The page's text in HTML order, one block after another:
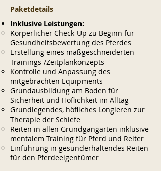
Paketdetails
Inklusive Leistungen:
Körperlicher Check-Up zu Beginn für
Gesundheitsbewertung des Pferdes
Erstellung eines maßgeschneiderten
Trainings-/Zeitplankonzepts
Kontrolle und Anpassung des
mitgebrachten Equipments
Grundausbildung am Boden für
Sicherheit und Höflichkeit im Alltag
Grundlegendes, höfliches Longieren zur
Therapie der Schiefe
Reiten in allen Grundgangarten inklusive
mentalem Training für Pferd und Reiter
Einführung in gesunderhaltendes Reiten
für den Pferdeeigentümer